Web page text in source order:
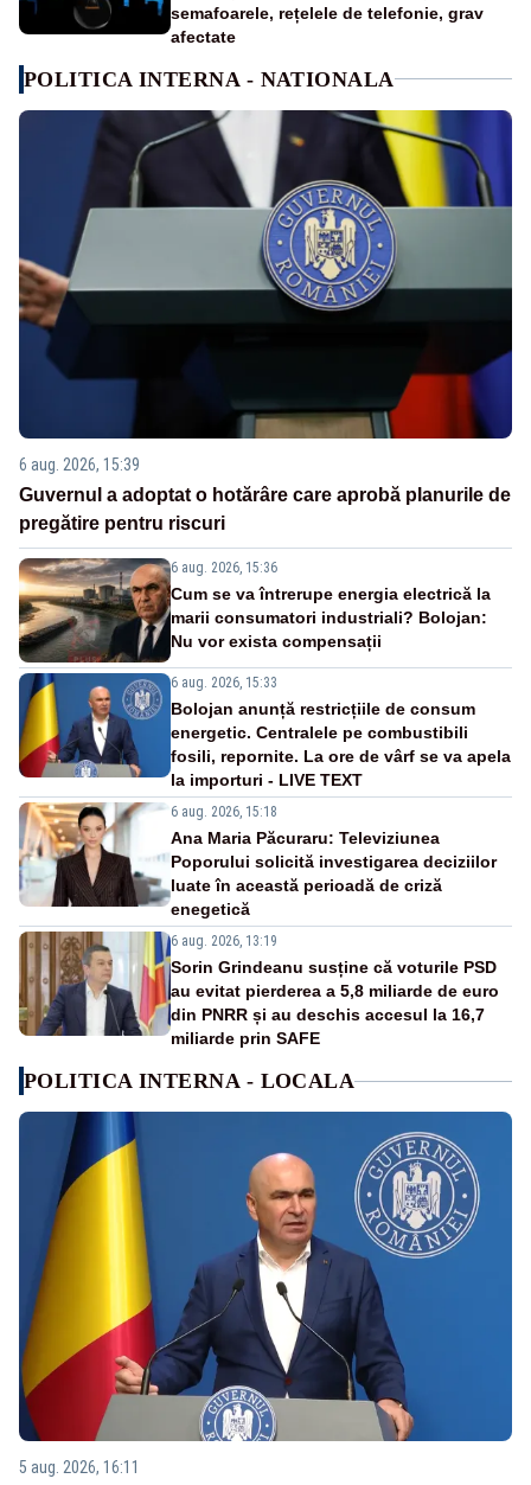
semafoarele, rețelele de telefonie, grav
afectate
POLITICA INTERNA - NATIONALA
6 aug. 2026, 15:39
Guvernul a adoptat o hotărâre care aprobă planurile de
pregătire pentru riscuri
6 aug. 2026, 15:36
Cum se va întrerupe energia electrică la
marii consumatori industriali? Bolojan:
Nu vor exista compensații
6 aug. 2026, 15:33
Bolojan anunță restricțiile de consum
energetic. Centralele pe combustibili
fosili, repornite. La ore de vârf se va apela
la importuri - LIVE TEXT
6 aug. 2026, 15:18
Ana Maria Păcuraru: Televiziunea
Poporului solicită investigarea deciziilor
luate în această perioadă de criză
enegetică
6 aug. 2026, 13:19
Sorin Grindeanu susține că voturile PSD
au evitat pierderea a 5,8 miliarde de euro
din PNRR și au deschis accesul la 16,7
miliarde prin SAFE
POLITICA INTERNA - LOCALA
5 aug. 2026, 16:11